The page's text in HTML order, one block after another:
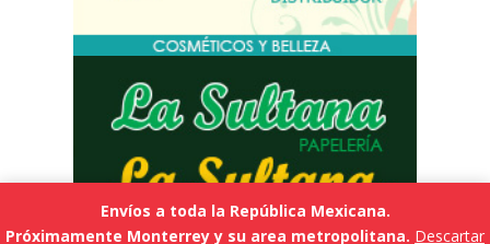
Envíos a toda la República Mexicana.
Próximamente Monterrey y su area metropolitana. Descartar